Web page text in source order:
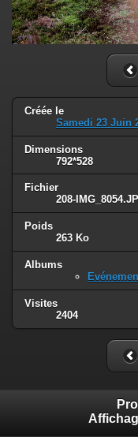
Créée le
Samedi 23 Juin
Dimensions
792*528
Fichier
208-
Poids
263 Ko
Albums
Visites
2404